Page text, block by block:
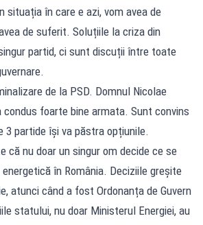
situația în care e azi, vom avea de
de suferit. Soluțiile la criza din
partid, ci sunt discuții între toate
de la PSD. Domnul Nicolae
condus foarte bine armata. Sunt convins
3 partide își va păstra opțiunile.
că nu doar un singur om decide ce se
în România. Deciziile greșite
atunci când a fost Ordonanța de Guvern
statului, nu doar Ministerul Energiei, au